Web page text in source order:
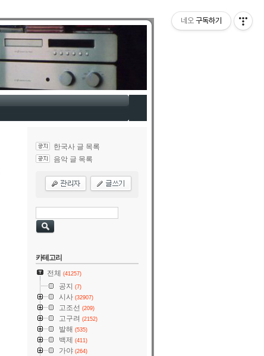
한국사 글 목록
음악 글 목록
카테고리
전체
(41257)
공지 (7)
시사 (32907)
고조선 (209)
고구려 (2152)
발해 (535)
백제 (411)
가야 (264)
네오 구독하기